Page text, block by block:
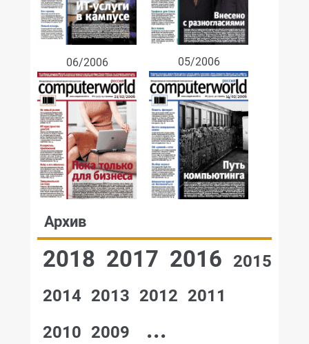
06/2006 05/2006
Архив
2018 2017 2016
2015
2014 2013 2012 2011
2010 2009 ...